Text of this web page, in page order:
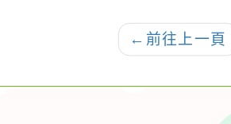
← 前往上一頁